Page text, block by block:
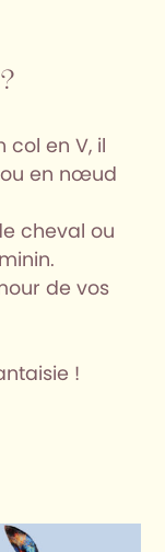
col en V, il
en nœud
cheval ou
de vos
!